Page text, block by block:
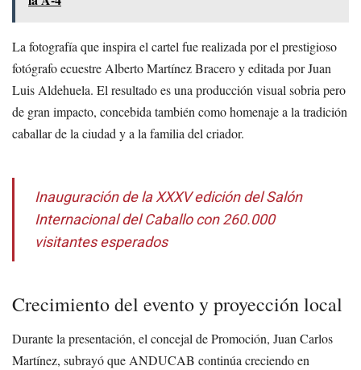
La fotografía que inspira el cartel fue realizada por el prestigioso
fotógrafo ecuestre Alberto Martínez Bracero y editada por Juan
Luis Aldehuela. El resultado es una producción visual sobria pero
de gran impacto, concebida también como homenaje a la tradición
caballar de la ciudad y a la familia del criador.
Inauguración de la XXXV edición del Salón
Internacional del Caballo con 260.000
visitantes esperados
Crecimiento del evento y proyección local
Durante la presentación, el concejal de Promoción, Juan Carlos
Martínez, subrayó que ANDUCAB continúa creciendo en